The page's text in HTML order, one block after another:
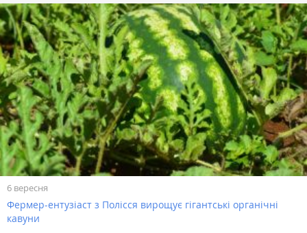
6 вересня
Фермер-ентузіаст з Полісся вирощує гігантські органічні
кавуни